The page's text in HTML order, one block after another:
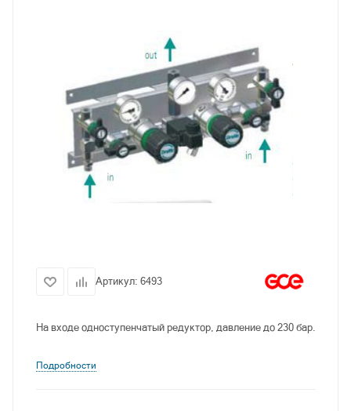
Артикул: 6493
На входе одноступенчатый редуктор, давление до 230 бар.
Подробности